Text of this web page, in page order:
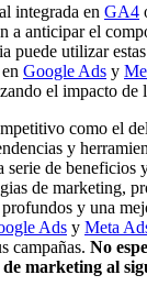
integrada en GA4
a anticipar el
puede utilizar
Google Ads y
el impacto de
como el del
y
serie de beneficios
de marketing,
y una
Ads y Meta
campañas. No
marketing al